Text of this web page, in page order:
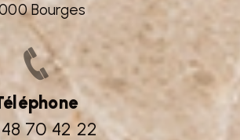
Bourges
70 42 22